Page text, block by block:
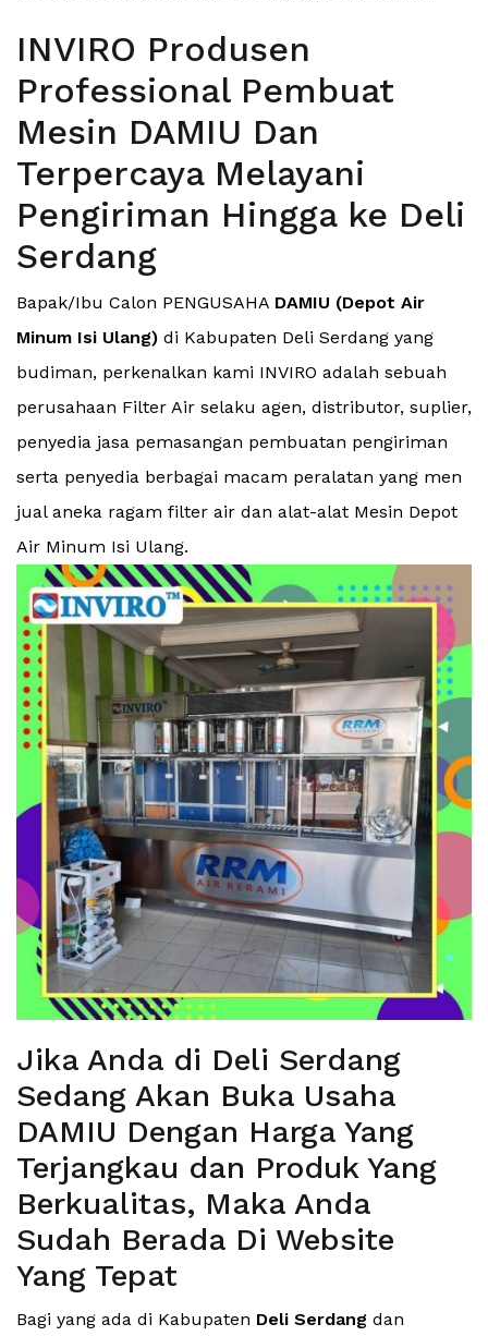
INVIRO Produsen
Professional Pembuat
Mesin DAMIU Dan
Terpercaya Melayani
Pengiriman Hingga ke Deli
Serdang
Bapak/Ibu Calon PENGUSAHA DAMIU (Depot Air
Minum Isi Ulang) di Kabupaten Deli Serdang yang
budiman, perkenalkan kami INVIRO adalah sebuah
perusahaan Filter Air selaku agen, distributor, suplier,
penyedia jasa pemasangan pembuatan pengiriman
serta penyedia berbagai macam peralatan yang men
jual aneka ragam filter air dan alat-alat Mesin Depot
Air Minum Isi Ulang.
Jika Anda di Deli Serdang
Sedang Akan Buka Usaha
DAMIU Dengan Harga Yang
Terjangkau dan Produk Yang
Berkualitas, Maka Anda
Sudah Berada Di Website
Yang Tepat
Bagi yang ada di Kabupaten Deli Serdang dan